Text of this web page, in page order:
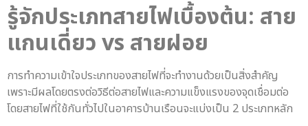
รู้จักประเภทสายไฟเบื้องต้น: สาย
แกนเดี่ยว vs สายฝอย
การทำความเข้าใจประเภทของสายไฟที่จะทำงานด้วยเป็นสิ่งสำคัญ
เพราะมีผลโดยตรงต่อวิธีต่อสายไฟและความแข็งแรงของจุดเชื่อมต่อ
โดยสายไฟที่ใช้กันทั่วไปในอาคารบ้านเรือนจะแบ่งเป็น 2 ประเภทหลัก